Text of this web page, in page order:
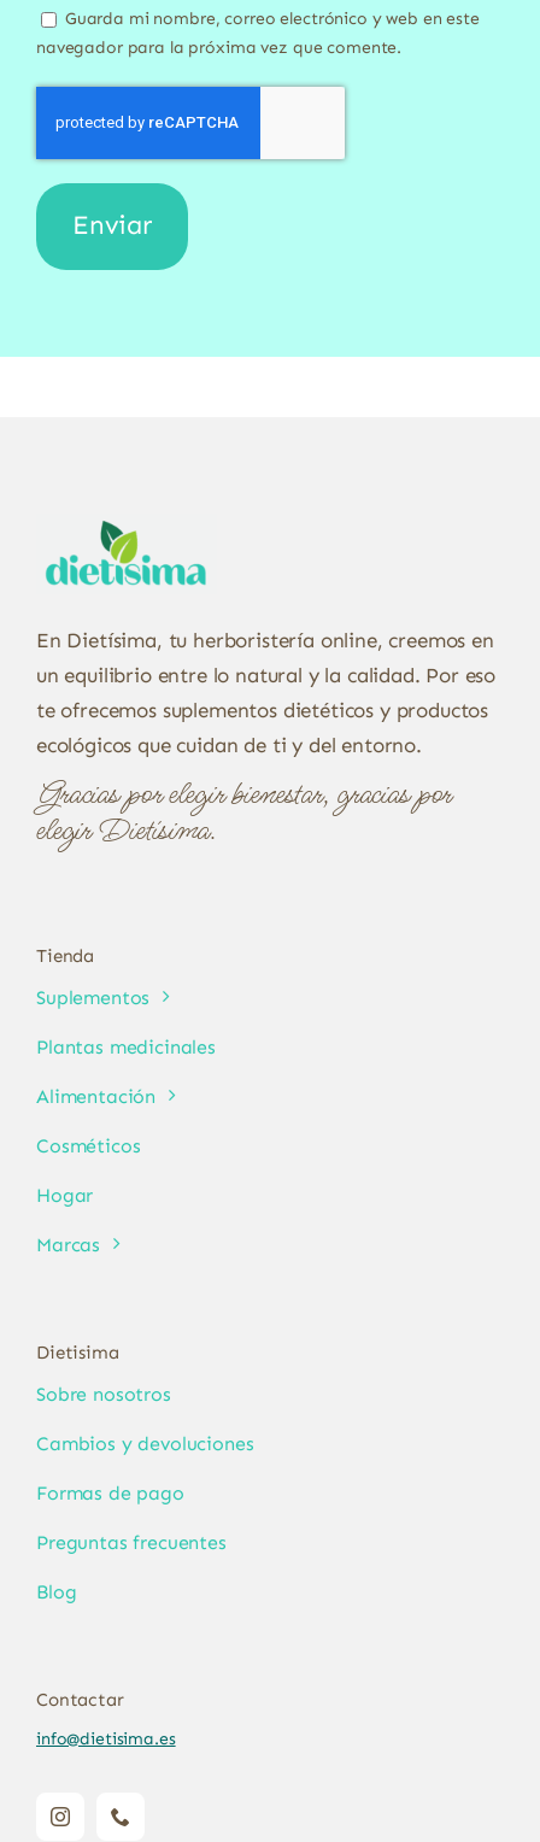
Guarda mi nombre, correo electrónico y web en este
navegador para la próxima vez que comente.
En Dietísima, tu herboristería online, creemos en
un equilibrio entre lo natural y la calidad. Por eso
te ofrecemos suplementos dietéticos y productos
ecológicos que cuidan de ti y del entorno.
Gracias por elegir bienestar, gracias por
elegir Dietísima.
Tienda
Suplementos
Plantas medicinales
Alimentación
Cosméticos
Hogar
Marcas
Dietisima
Sobre nosotros
Cambios y devoluciones
Formas de pago
Preguntas frecuentes
Blog
Contactar
info@dietisima.es